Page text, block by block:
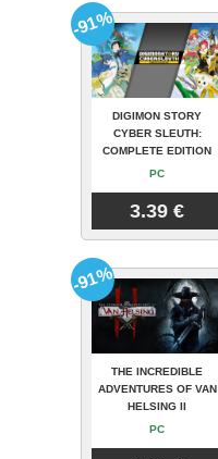
DIGIMON STORY
CYBER SLEUTH:
COMPLETE EDITION
PC
3.39 €
-91%
THE INCREDIBLE
ADVENTURES OF VAN
HELSING II
PC
-91%